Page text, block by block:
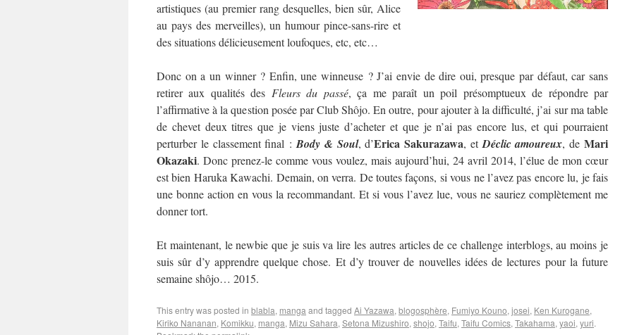
artistiques (au premier rang desquelles, bien sûr, Alice
au pays des merveilles), un humour pince-sans-rire et
des situations délicieusement loufoques, etc, etc…
Donc on a un winner ? Enfin, une winneuse ? J’ai envie de dire oui, presque par défaut, car sans
retirer aux qualités des Fleurs du passé, ça me paraît un poil présomptueux de répondre par
l’affirmative à la question posée par Club Shôjo. En outre, pour ajouter à la difficulté, j’ai sur ma table
de chevet deux titres que je viens juste d’acheter et que je n’ai pas encore lus, et qui pourraient
perturber le classement final :Body & Soul, d’Erica Sakurazawa, etDéclic amoureux, deMari
Okazaki. Donc prenez-le comme vous voulez, mais aujourd’hui, 24 avril 2014, l’élue de mon cœur
est bien Haruka Kawachi. Demain, on verra. De toutes façons, si vous ne l’avez pas encore lu, je fais
une bonne action en vous la recommandant. Et si vous l’avez lue, vous ne sauriez complètement me
donner tort.
Et maintenant, le newbie que je suis va lire les autres articles de ce challenge interblogs, au moins je
suis sûr d’y apprendre quelque chose. Et d’y trouver de nouvelles idées de lectures pour la future
semaine shôjo… 2015.
This entry was posted in blabla, manga and tagged Ai Yazawa, blogosphère, Fumiyo Kouno, josei, Ken Kurogane,
Kiriko Nananan, Komikku, manga, Mizu Sahara, Setona Mizushiro, shojo, Taifu, Taifu Comics, Takahama, yaoi, yuri.